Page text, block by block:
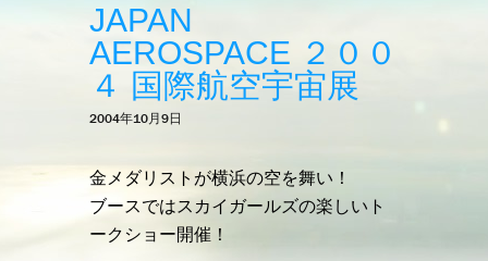
JAPAN
AEROSPACE ２００
４ 国際航空宇宙展
2004年10月9日
金メダリストが横浜の空を舞い！
ブースではスカイガールズの楽しいト
ークショー開催！